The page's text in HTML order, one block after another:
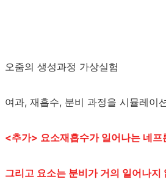
오줌의 생성과정 가상실험
여과, 재흡수, 분비 과정을 시뮬레이
<추가> 요소재흡수가 일어나는 네
그리고 요소는 분비가 거의 일어나